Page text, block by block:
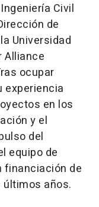
Civil
de
Universidad
Alliance
ocupar
experiencia
en los
y el
del
equipo de
financiación de
años.